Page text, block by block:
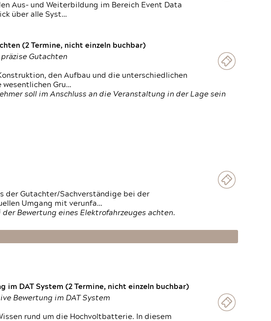
Aus- und Weiterbildung im Bereich Event Data
über alle Syst…
(2 Termine, nicht einzeln buchbar)
Gutachten
den Aufbau und die unterschiedlichen
Gru…
soll im Anschluss an die Veranstaltung in der Lage sein
der Gutachter/Sachverständige bei der
Umgang mit verunfa…
Bewertung eines Elektrofahrzeuges achten.
im DAT System (2 Termine, nicht einzeln buchbar)
Bewertung im DAT System
rund um die Hochvoltbatterie. In diesem